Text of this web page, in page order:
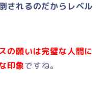
されるのだからレベル
の願いは完璧な人間に
印象ですね。